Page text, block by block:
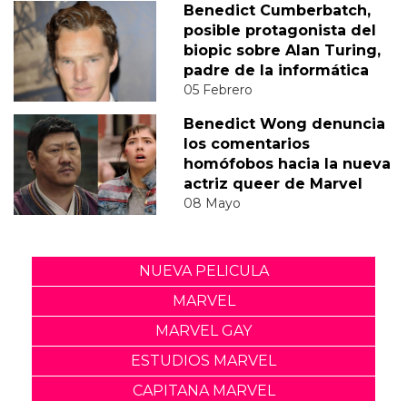
Benedict Cumberbatch,
posible protagonista del
biopic sobre Alan Turing,
padre de la informática
05 Febrero
Benedict Wong denuncia
los comentarios
homófobos hacia la nueva
actriz queer de Marvel
08 Mayo
NUEVA PELICULA
MARVEL
MARVEL GAY
ESTUDIOS MARVEL
CAPITANA MARVEL